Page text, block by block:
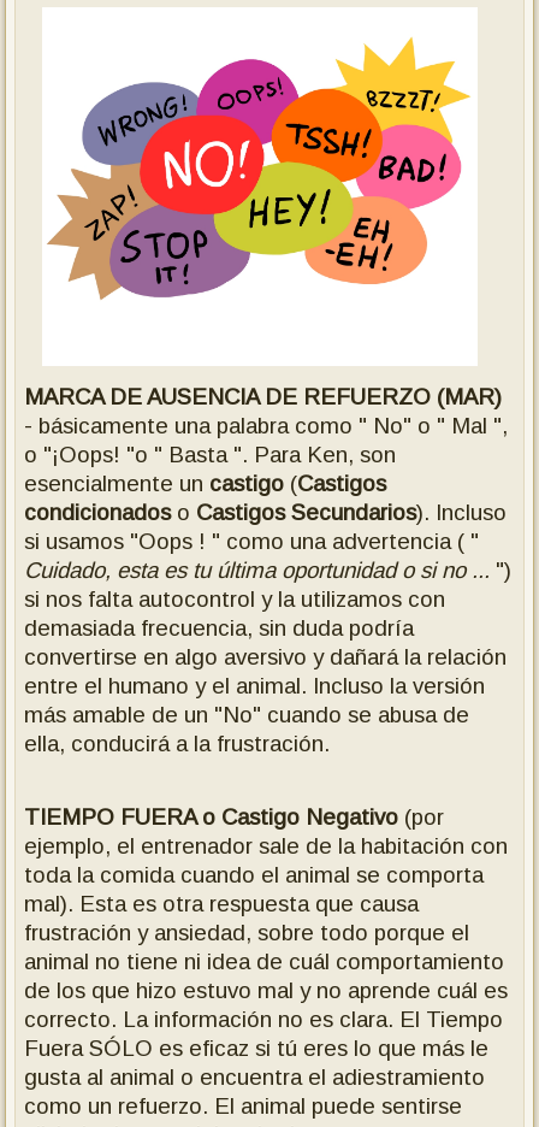
MARCA DE AUSENCIA DE REFUERZO (MAR)
- básicamente una palabra como " No" o " Mal ",
o "¡Oops! "o " Basta ". Para Ken, son
esencialmente un castigo (Castigos
condicionados o Castigos Secundarios). Incluso
si usamos "Oops ! " como una advertencia ( "
Cuidado, esta es tu última oportunidad o si no ... ")
si nos falta autocontrol y la utilizamos con
demasiada frecuencia, sin duda podría
convertirse en algo aversivo y dañará la relación
entre el humano y el animal. Incluso la versión
más amable de un "No" cuando se abusa de
ella, conducirá a la frustración.
TIEMPO FUERA o Castigo Negativo (por
ejemplo, el entrenador sale de la habitación con
toda la comida cuando el animal se comporta
mal). Esta es otra respuesta que causa
frustración y ansiedad, sobre todo porque el
animal no tiene ni idea de cuál comportamiento
de los que hizo estuvo mal y no aprende cuál es
correcto. La información no es clara. El Tiempo
Fuera SÓLO es eficaz si tú eres lo que más le
gusta al animal o encuentra el adiestramiento
como un refuerzo. El animal puede sentirse